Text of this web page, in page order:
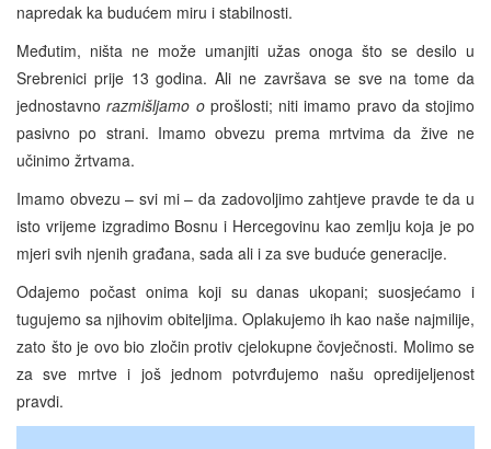
napredak ka budućem miru i stabilnosti.
Međutim, ništa ne može umanjiti užas onoga što se desilo u
Srebrenici prije 13 godina. Ali ne završava se sve na tome da
jednostavno razmišljamo oprošlosti; niti imamo pravo da stojimo
pasivno po strani. Imamo obvezu prema mrtvima da žive ne
učinimo žrtvama.
Imamo obvezu – svi mi – da zadovoljimo zahtjeve pravde te da u
isto vrijeme izgradimo Bosnu i Hercegovinu kao zemlju koja je po
mjeri svih njenih građana, sada ali i za sve buduće generacije.
Odajemo počast onima koji su danas ukopani; suosjećamo i
tugujemo sa njihovim obiteljima. Oplakujemo ih kao naše najmilije,
zato što je ovo bio zločin protiv cjelokupne čovječnosti. Molimo se
za sve mrtve i još jednom potvrđujemo našu opredijeljenost
pravdi.